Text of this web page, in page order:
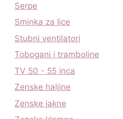
Serpe
Sminka za lice
Stubni ventilatori
Tobogani i tramboline
TV 50 - 55 inca
Zenske haljine
Zenske jakne